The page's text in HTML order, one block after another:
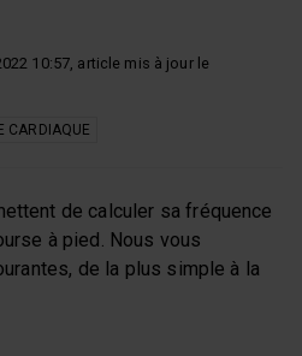
10:57, article mis à jour le
CARDIAQUE
de calculer sa fréquence
à pied. Nous vous
de la plus simple à la